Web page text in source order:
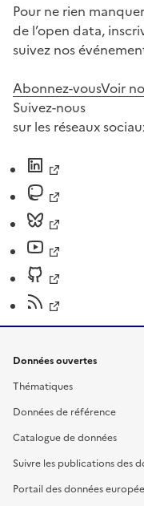
Pour ne rien
de l’open data,
suivez nos
Abonnez-vousVoir
Suivez-nous
sur les réseaux
Données ouvertes
Thématiques
Données de référence
Catalogue de données
Suivre les publications des
Portail des données